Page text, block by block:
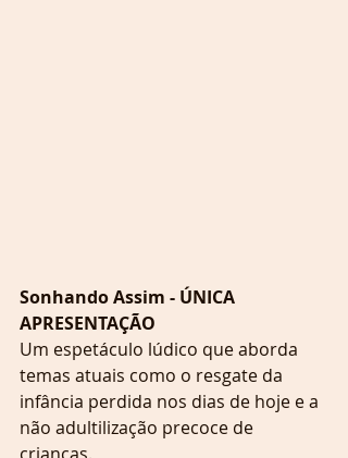
Sonhando Assim - ÚNICA
APRESENTAÇÃO
Um espetáculo lúdico que aborda
temas atuais como o resgate da
infância perdida nos dias de hoje e a
não adultilização precoce de